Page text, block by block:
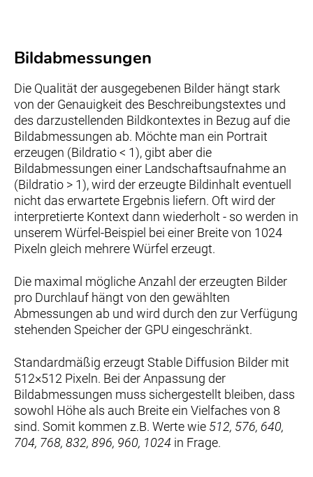
Bildabmessungen
Die Qualität der ausgegebenen Bilder hängt stark
von der Genauigkeit des Beschreibungstextes und
des darzustellenden Bildkontextes in Bezug auf die
Bildabmessungen ab. Möchte man ein Portrait
erzeugen (Bildratio < 1), gibt aber die
Bildabmessungen einer Landschaftsaufnahme an
(Bildratio > 1), wird der erzeugte Bildinhalt eventuell
nicht das erwartete Ergebnis liefern. Oft wird der
interpretierte Kontext dann wiederholt - so werden in
unserem Würfel-Beispiel bei einer Breite von 1024
Pixeln gleich mehrere Würfel erzeugt.
Die maximal mögliche Anzahl der erzeugten Bilder
pro Durchlauf hängt von den gewählten
Abmessungen ab und wird durch den zur Verfügung
stehenden Speicher der GPU eingeschränkt.
Standardmäßig erzeugt Stable Diffusion Bilder mit
512×512 Pixeln. Bei der Anpassung der
Bildabmessungen muss sichergestellt bleiben, dass
sowohl Höhe als auch Breite ein Vielfaches von 8
sind. Somit kommen z.B. Werte wie 512, 576, 640,
704, 768, 832, 896, 960, 1024 in Frage.